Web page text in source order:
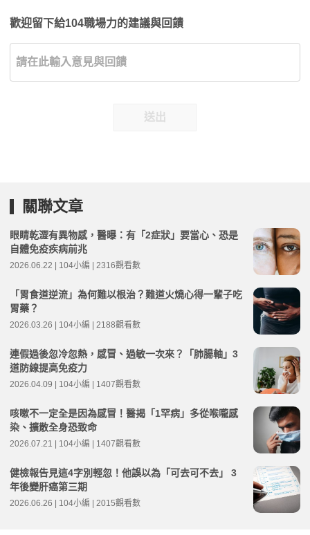
歡迎留下給104職場力的建議與回饋
送出
關聯文章
眼睛乾澀有異物感，醫曝：有「2症狀」要當心、恐是
自體免疫疾病前兆
2026.06.22 | 104小編 | 2316觀看數
「胃食道逆流」為何難以根治？難道火燒心得一輩子吃
胃藥？
2026.03.26 | 104小編 | 2188觀看數
連假過後忽冷忽熱，感冒、過敏一次來？「肺腸軸」3
道防線提高免疫力
2026.04.09 | 104小編 | 1407觀看數
咳嗽不一定全是因為感冒！醫揭「1罕病」多從喉嚨感
染、擴散全身恐致命
2026.07.21 | 104小編 | 1407觀看數
健檢報告見這4字別輕忽！他誤以為「可去可不去」 3
年後變肝癌第三期
2026.06.26 | 104小編 | 2015觀看數